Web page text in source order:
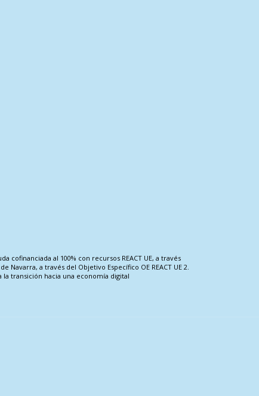
cofinanciada al 100% con recursos REACT UE, a través
Navarra, a través del Objetivo Específico OE REACT UE 2.
transición hacia una economía digital